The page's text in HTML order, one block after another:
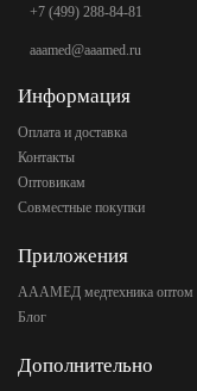
+7 (499) 288-84-81
aaamed@aaamed.ru
Информация
Оплата и доставка
Контакты
Оптовикам
Совместные покупки
Приложения
АААМЕД медтехника оптом
Блог
Дополнительно